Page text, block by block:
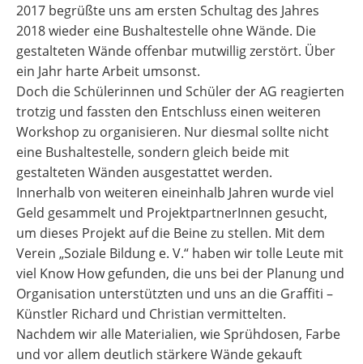
2017 begrüßte uns am ersten Schultag des Jahres
2018 wieder eine Bushaltestelle ohne Wände. Die
gestalteten Wände offenbar mutwillig zerstört. Über
ein Jahr harte Arbeit umsonst.
Doch die Schülerinnen und Schüler der AG reagierten
trotzig und fassten den Entschluss einen weiteren
Workshop zu organisieren. Nur diesmal sollte nicht
eine Bushaltestelle, sondern gleich beide mit
gestalteten Wänden ausgestattet werden.
Innerhalb von weiteren eineinhalb Jahren wurde viel
Geld gesammelt und ProjektpartnerInnen gesucht,
um dieses Projekt auf die Beine zu stellen. Mit dem
Verein „Soziale Bildung e. V.“ haben wir tolle Leute mit
viel Know How gefunden, die uns bei der Planung und
Organisation unterstützten und uns an die Graffiti –
Künstler Richard und Christian vermittelten.
Nachdem wir alle Materialien, wie Sprühdosen, Farbe
und vor allem deutlich stärkere Wände gekauft